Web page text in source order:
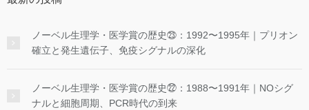
ノーベル生理学・医学賞の歴史㉓：1992〜1995年｜プリオン
確立と発生遺伝子、免疫シグナルの深化
ノーベル生理学・医学賞の歴史㉒：1988〜1991年｜NOシグ
ナルと細胞周期、PCR時代の到来